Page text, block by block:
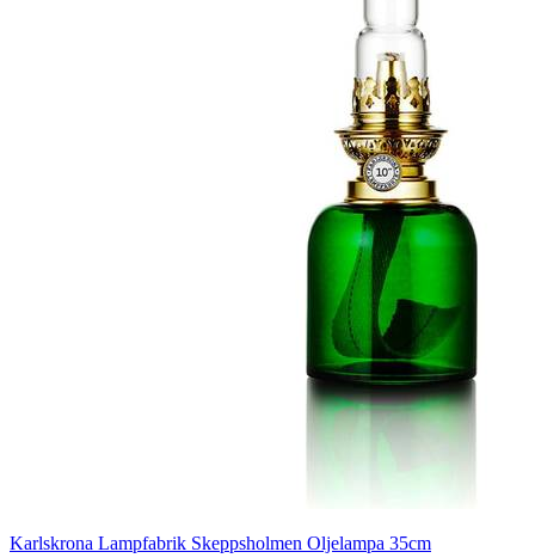
Karlskrona Lampfabrik Skeppsholmen Oljelampa 35cm